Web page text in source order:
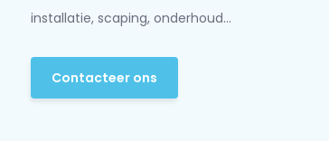
installatie, scaping, onderhoud...
Contacteer ons